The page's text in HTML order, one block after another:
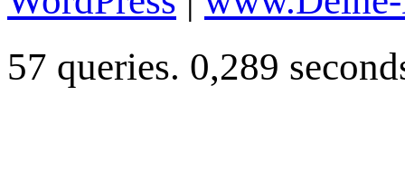
57 queries. 0,289